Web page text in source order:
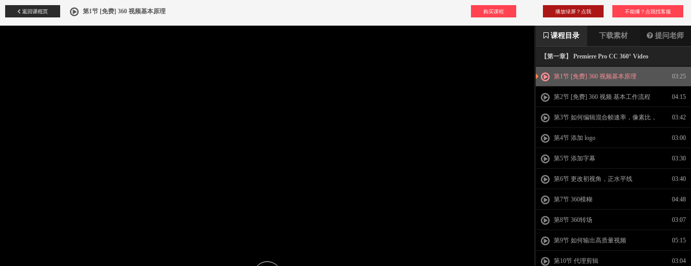
返回课程页 第1节 [免费] 360 视频基本原理 购买课程 不能播？点我找客服
播放绿屏？点我
课程目录 下载素材 提问老师
【第一章】 Premiere Pro CC 360° Video
第1节 [免费] 360 视频基本原理 03:25
第2节 [免费] 360 视频 基本工作流程 04:15
第3节 如何编辑混合帧速率，像素比，
分辨率的素材！
03:42
第4节 添加 logo 03:00
第5节 添加字幕 03:30
第6节 更改初视角，正水平线 03:40
第7节 360模糊 04:48
第8节 360转场 03:07
第9节 如何输出高质量视频 05:15
第10节 代理剪辑 03:04